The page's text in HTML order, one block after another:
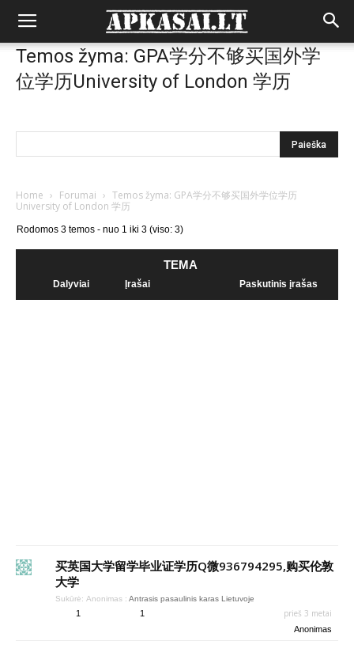
Temos žyma: GPA学分不够买国外学
位学历University of London 学历
Home › Forumai › Temos žyma: GPA学分不够买国外学位学历
University of London 学历
Rodomos 3 temos - nuo 1 iki 3 (viso: 3)
TEMA
Dalyviai Įrašai Paskutinis įrašas
买英国大学留学毕业证学历Q微936794295,购买伦敦
大学
Sukūrė: Anonimas : Antrasis pasaulinis karas Lietuvoje
1 1 prieš 3 metai
Anonimas